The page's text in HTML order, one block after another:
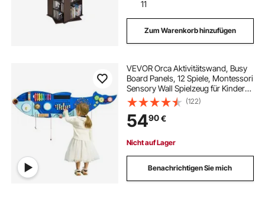
11
Zum Warenkorb hinzufügen
VEVOR Orca Aktivitätswand, Busy
Board Panels, 12 Spiele, Montessori
Sensory Wall Spielzeug für Kinder
von 3–12 Jahren,
Lernaktivitätszentrum, ideal für
Spielzimmer, Kindergarten,
Klassenzimmer
(122)
5490€
Nicht auf Lager
Benachrichtigen Sie mich